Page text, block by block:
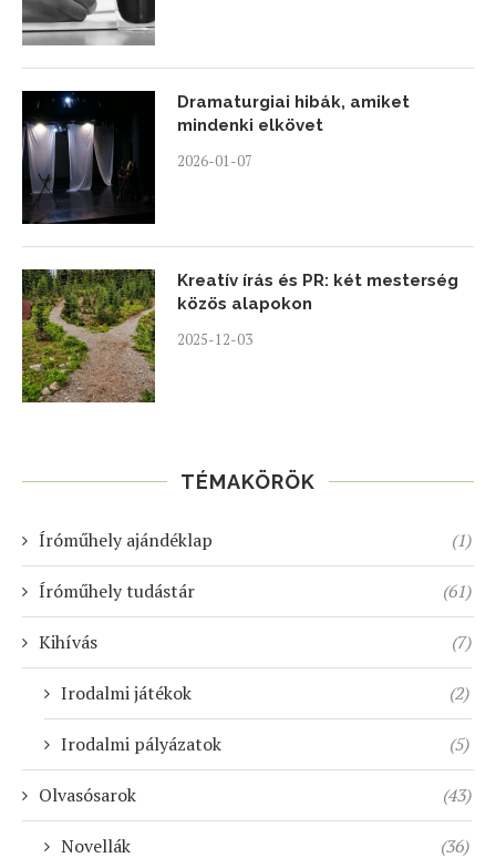
Dramaturgiai hibák, amiket
mindenki elkövet
2026-01-07
Kreatív írás és PR: két mesterség
közös alapokon
2025-12-03
TÉMAKÖRÖK
Íróműhely ajándéklap (1)
Íróműhely tudástár (61)
Kihívás (7)
Irodalmi játékok (2)
Irodalmi pályázatok (5)
Olvasósarok (43)
Novellák (36)